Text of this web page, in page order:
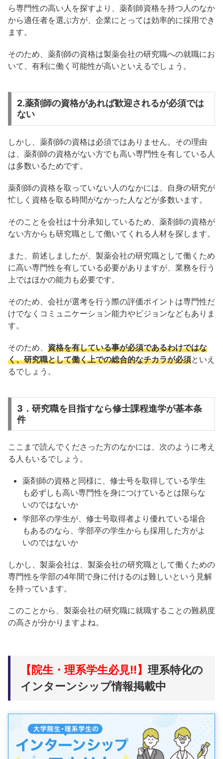
ら専門性の高い人を探すより、薬剤師資格を持つ人のなか
から適任者を選ぶ方が、企業にとっては効率的に採用でき
ます。
そのため、薬剤師の資格は製薬会社の研究職への就職にお
いて、有利に働く可能性が高いといえるでしょう。
2.薬剤師の資格があれば歓迎されるが必須では
ない
しかし、薬剤師の資格は必須ではありません。その理由
は、薬剤師の資格がない方でも高い専門性を有している人
は多数いるためです。
薬剤師の資格を取っていない人のなかには、自身の研究が
忙しく資格を取る時間がなかった人などが多数います。
そのことを会社は十分承知しているため、薬剤師の資格が
ない方からも研究職として働いてくれる人材を探します。
また、前述しましたが、製薬会社の研究職として働くため
に高い専門性を有している必要がありますが、業務を行う
上ではほかの能力も必要です。
そのため、会社が選考を行う際の評価ポイントは専門性だ
けでなくコミュニケーション能力やビジョンなどもありま
す。
そのため、 資格を有している事が必須であるわけではな
く、研究職として働く上での総合的なチカラが必須といえ
るでしょう。
3．研究職を目指すなら修士課程進学が基本条
件
ここまで読んでくださった方のなかには、次のように考え
る人もいるでしょう。
薬剤師の資格と同様に、修士号を取得している学生
も必ずしも高い専門性を身につけているとは限らな
いのではないか
学部卒の学生が、修士号取得者より優れている場合
もあるのなら、学部卒の学生からも採用した方がよ
いのではないか
しかし、製薬会社は、製薬会社の研究職として働くための
専門性を学部の4年間で身に付けるのは難しいという見解
を持っています。
このことから、製薬会社の研究職に就職することの難易度
の高さが分かりますよね。
【院生・理系学生必見!!】 理系特化の
インターンシップ情報掲載中